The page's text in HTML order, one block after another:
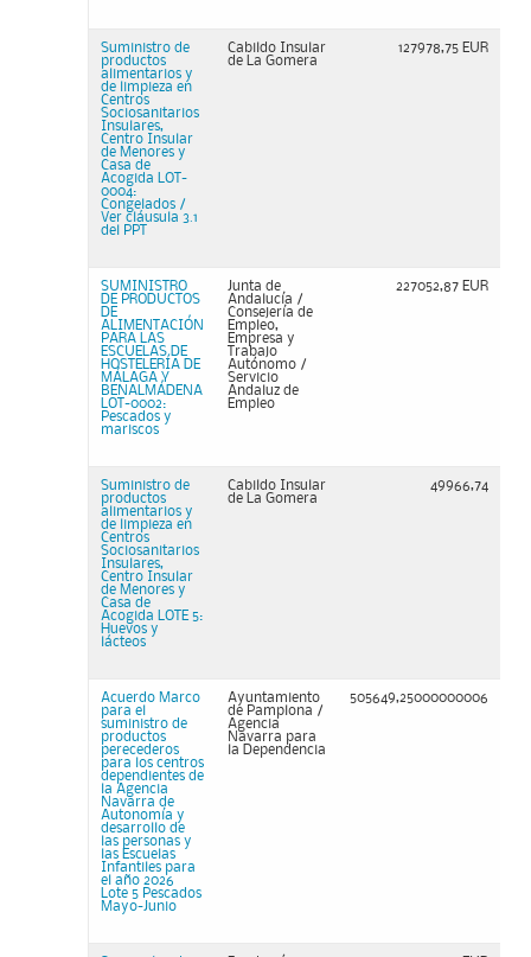
Suministro de
productos
alimentarios y
de limpieza en
Centros
Sociosanitarios
Insulares,
Centro Insular
de Menores y
Casa de
Acogida LOT-
0004:
Congelados /
Ver cláusula 3.1
del PPT
Cabildo Insular
de La Gomera
127978,75 EUR
SUMINISTRO
DE PRODUCTOS
DE
ALIMENTACIÓN
PARA LAS
ESCUELAS DE
HOSTELERÍA DE
MÁLAGA Y
BENALMÁDENA
LOT-0002:
Pescados y
mariscos
Junta de
Andalucía /
Consejería de
Empleo,
Empresa y
Trabajo
Autónomo /
Servicio
Andaluz de
Empleo
227052,87 EUR
Suministro de
productos
alimentarios y
de limpieza en
Centros
Sociosanitarios
Insulares,
Centro Insular
de Menores y
Casa de
Acogida LOTE 5:
Huevos y
lácteos
Cabildo Insular
de La Gomera
49966,74
Acuerdo Marco
para el
suministro de
productos
perecederos
para los centros
dependientes de
la Agencia
Navarra de
Autonomía y
desarrollo de
las personas y
las Escuelas
Infantiles para
el año 2026
Lote 5 Pescados
Mayo-Junio
Ayuntamiento
de Pamplona /
Agencia
Navarra para
la Dependencia
505649,25000000006